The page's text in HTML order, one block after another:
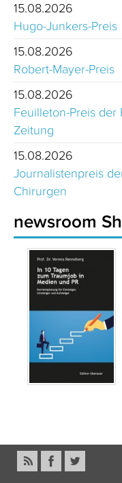
15.08.2026
Hugo-Junkers-Preis
15.08.2026
Robert-Mayer-Preis
15.08.2026
Feuilleton-Preis
Zeitung
15.08.2026
Journalistenpreis
Chirurgen
newsroom